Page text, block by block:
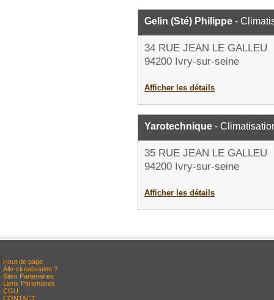
Gelin (Sté) Philippe -
34 RUE JEAN LE GALLEU
94200 Ivry-sur-seine
Afficher les détails
Yarotechnique -
35 RUE JEAN LE GALLEU
94200 Ivry-sur-seine
Afficher les détails
Haut de page
Allo-climatisation ?
Sites Partenaires
Liens Partenaires
CGU
CONTACT